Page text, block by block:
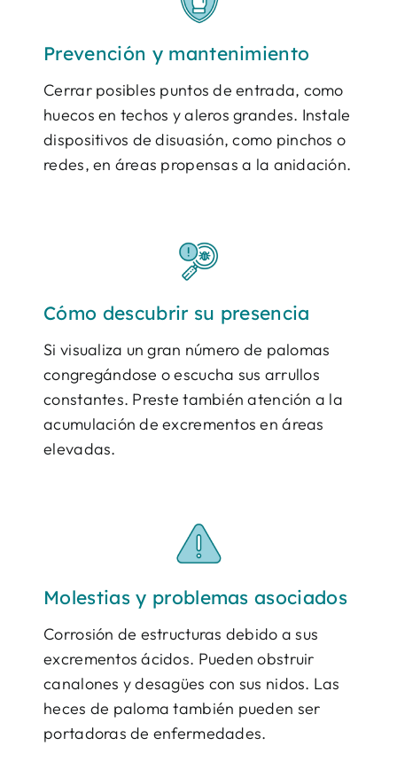
Prevención y mantenimiento
Cerrar posibles puntos de entrada, como
huecos en techos y aleros grandes. Instale
dispositivos de disuasión, como pinchos o
redes, en áreas propensas a la anidación.
Cómo descubrir su presencia
Si visualiza un gran número de palomas
congregándose o escucha sus arrullos
constantes. Preste también atención a la
acumulación de excrementos en áreas
elevadas.
Molestias y problemas asociados
Corrosión de estructuras debido a sus
excrementos ácidos. Pueden obstruir
canalones y desagües con sus nidos. Las
heces de paloma también pueden ser
portadoras de enfermedades.